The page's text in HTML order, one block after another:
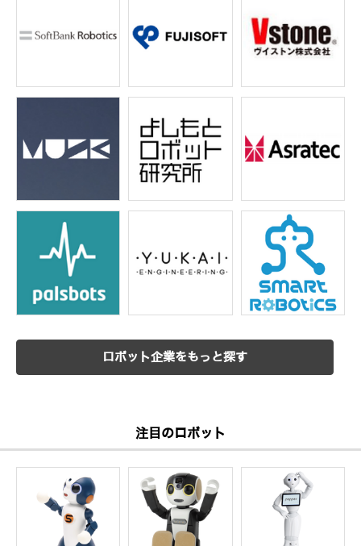
ロボット企業をもっと探す
注目のロボット